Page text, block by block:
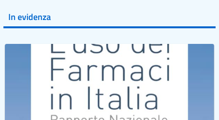
In evidenza